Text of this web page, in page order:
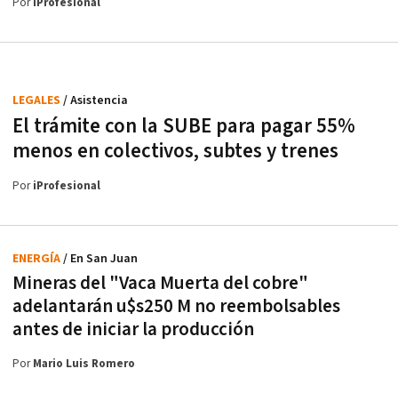
El trámite con la SUBE para pagar 55%
menos en colectivos, subtes y trenes
LEGALES / Asistencia
PoriProfesional
Mineras del "Vaca Muerta del cobre"
adelantarán u$s250 M no reembolsables
antes de iniciar la producción
ENERGÍA/ En San Juan
PorMario Luis Romero